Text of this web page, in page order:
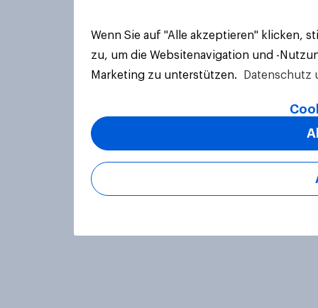
Wenn Sie auf "Alle akzeptieren" klicken,
zu, um die Websitenavigation und -
Marketing zu unterstützen.
Datenschutz